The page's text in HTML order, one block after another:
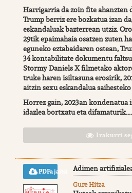
Harrigarria da zoin fite ahanzten
Trump berriz ere bozkatua izan
eskandaluak bazterrean utziz.
29tik epaimahaia osatzen zuten
eguneko eztabaidaren ostean,
34 kontabilitate dokumentu
Stormy Daniels X filmetako
truke haren isiltasuna erosirik,
aitzin sexu eskandalua saihesteko
Horrez gain, 2023an kondenatua
idazlea bortxatu eta difamaturik....
Irakurri
PDFa jaitsi Adimen
Gure Hitza